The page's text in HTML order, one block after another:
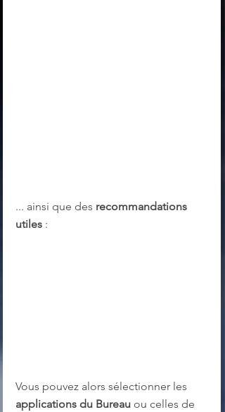
... ainsi que des recommandations
utiles :
Vous pouvez alors sélectionner les
applications du Bureau ou celles de